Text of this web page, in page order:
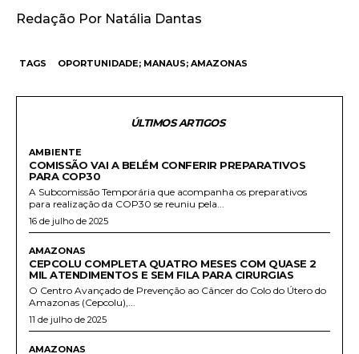
Redação Por Natália Dantas
TAGS OPORTUNIDADE; MANAUS; AMAZONAS
ÚLTIMOS ARTIGOS
AMBIENTE
COMISSÃO VAI A BELÉM CONFERIR PREPARATIVOS
PARA COP30
A Subcomissão Temporária que acompanha os preparativos
para realização da COP30 se reuniu pela...
16 de julho de 2025
AMAZONAS
CEPCOLU COMPLETA QUATRO MESES COM QUASE 2
MIL ATENDIMENTOS E SEM FILA PARA CIRURGIAS
O Centro Avançado de Prevenção ao Câncer do Colo do Útero do
Amazonas (Cepcolu),...
11 de julho de 2025
AMAZONAS